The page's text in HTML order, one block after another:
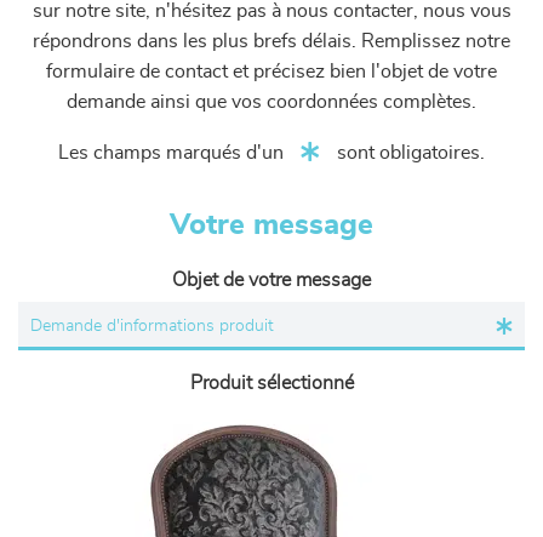
sur notre site, n'hésitez pas à nous contacter, nous vous
répondrons dans les plus brefs délais. Remplissez notre
formulaire de contact et précisez bien l'objet de votre
demande ainsi que vos coordonnées complètes.
Les champs marqués d'un sont obligatoires.
Votre message
Objet de votre message
Produit sélectionné